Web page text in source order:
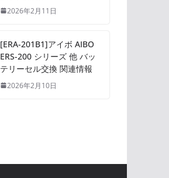
2026年2月11日
[ERA-201B1]アイボ AIBO
ERS-200 シリーズ 他 バッ
テリーセル交換 関連情報
2026年2月10日